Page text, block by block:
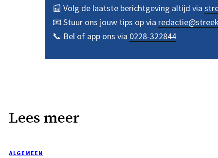
📰 Volg de laatste berichtgeving altijd via
📧 Stuur ons jouw tips op via
📞 Bel of app ons via 0228-322844
Lees meer
ALGEMEEN